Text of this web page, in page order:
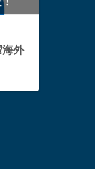
海外